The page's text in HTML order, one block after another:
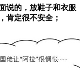
说的，放鞋子和衣服
肯定很不安全；